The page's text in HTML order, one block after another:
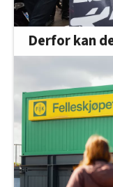
Derfor kan